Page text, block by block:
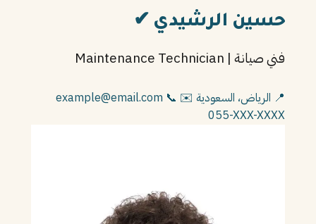
حسين الرشيدي ✔
فني صيانة | Maintenance Technician
📍 الرياض، السعودية ✉️ example@email.com
📞
055-XXX-XXXX